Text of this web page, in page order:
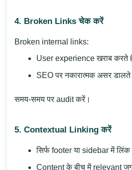
4. Broken Links चेक करें
Broken internal links:
User experience खराब करते
SEO पर नकारात्मक असर डालते
समय-समय पर audit करें।
5. Contextual Linking करें
सिर्फ footer या sidebar में लिंक
Content के बीच में relevant